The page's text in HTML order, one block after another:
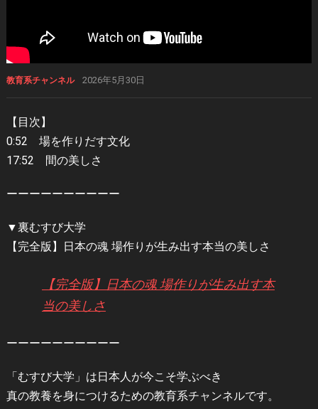
教育系チャンネル 2026年5月30日
【目次】
0:52 場を作りだす文化
17:52 間の美しさ
ーーーーーーーーーー
▼裏むすび大学
【完全版】日本の魂 場作りが生み出す本当の美しさ
【完全版】日本の魂 場作りが生み出す本
当の美しさ
ーーーーーーーーーー
「むすび大学」は日本人が今こそ学ぶべき
真の教養を身につけるための教育系チャンネルです。